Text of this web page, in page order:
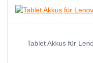
Tablet Akkus für